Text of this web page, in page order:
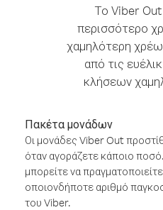
Το Viber
περισσότερο
χαμηλότερη
από τις
κλήσεων
Πακέτα μονάδων
Οι μονάδες Viber Out
όταν αγοράζετε κάποιο
μπορείτε να
οποιονδήποτε αριθμό
του Viber.